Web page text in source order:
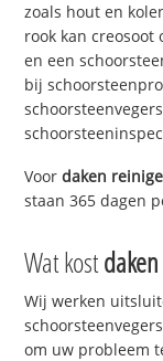
zoals hout en
rook kan creosoot
en een
bij
Voordaken
staan 365 dagen
Wat kost
Wij werken
om uw probleem